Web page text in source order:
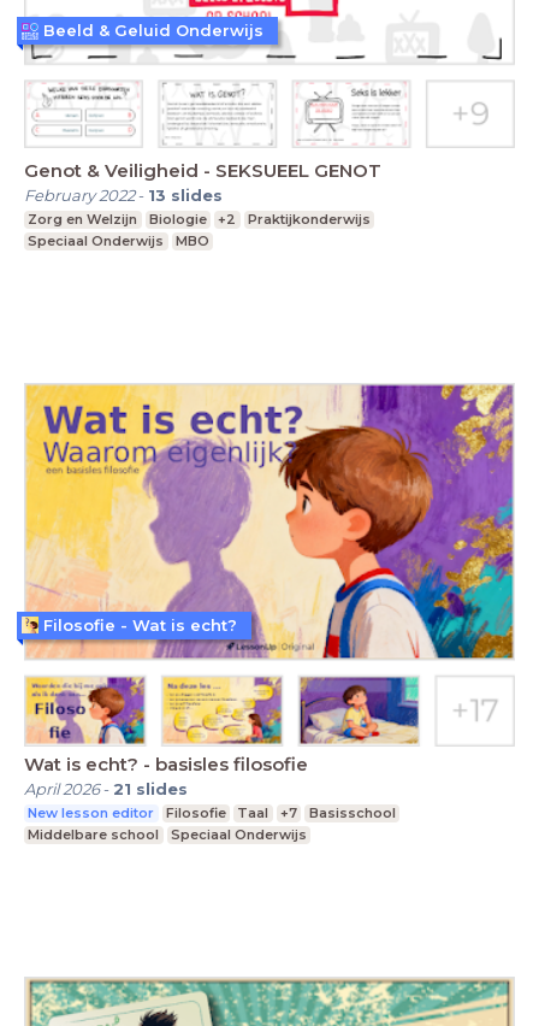
Genot & Veiligheid - SEKSUEEL GENOT
February 2022- 13 slides
Zorg en Welzijn Biologie +2
Praktijkonderwijs
Speciaal Onderwijs
MBO
Beeld & Geluid Onderwijs
Wat is echt? - basisles filosofie
April 2026- 21 slides
New lesson editor Filosofie Taal +7
Basisschool
Middelbare school
Speciaal Onderwijs
Filosofie - Wat is echt?